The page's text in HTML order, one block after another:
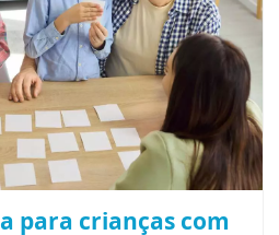
para crianças com